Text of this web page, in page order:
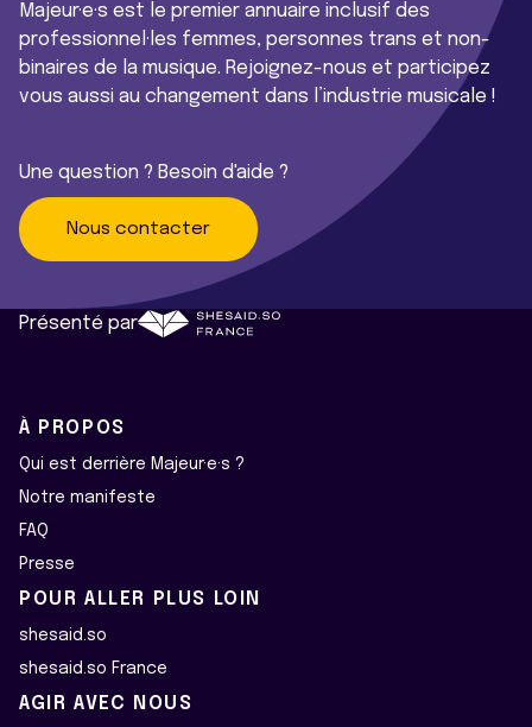
Majeur·e·s est le premier annuaire inclusif des
professionnel·les femmes, personnes trans et non-
binaires de la musique. Rejoignez-nous et participez
vous aussi au changement dans l’industrie musicale !
Une question ? Besoin d'aide ?
Nous contacter
Présenté par
À PROPOS
Qui est derrière Majeur·e·s ?
Notre manifeste
FAQ
Presse
POUR ALLER PLUS LOIN
shesaid.so
shesaid.so France
AGIR AVEC NOUS